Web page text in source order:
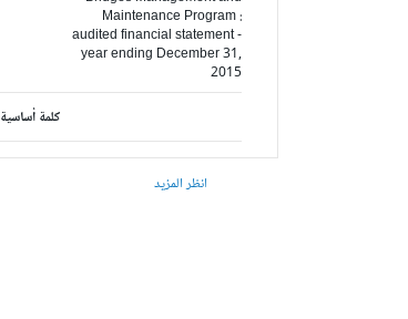
Maintenance Program :
audited financial statement -
year ending December 31,
2015
كلمة أساسية
انظر المزيد